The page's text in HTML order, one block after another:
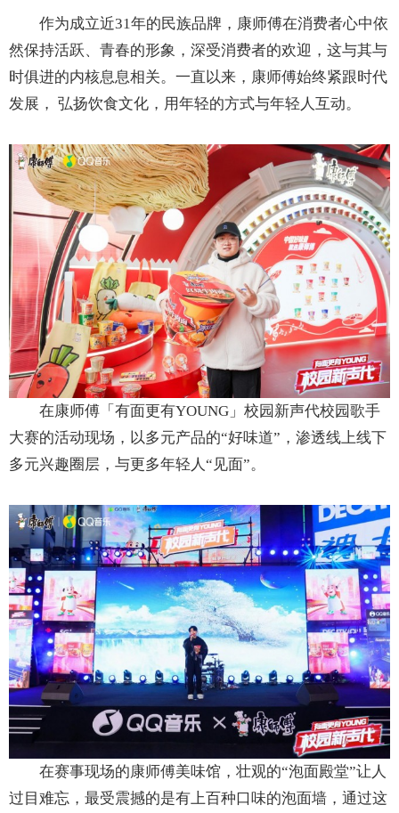
作为成立近31年的民族品牌，康师傅在消费者心中依
然保持活跃、青春的形象，深受消费者的欢迎，这与其与
时俱进的内核息息相关。一直以来，康师傅始终紧跟时代
发展， 弘扬饮食文化，用年轻的方式与年轻人互动。
在康师傅「有面更有YOUNG」校园新声代校园歌手
大赛的活动现场，以多元产品的“好味道”，渗透线上线下
多元兴趣圈层，与更多年轻人“见面”。
在赛事现场的康师傅美味馆，壮观的“泡面殿堂”让人
过目难忘，最受震撼的是有上百种口味的泡面墙，通过这